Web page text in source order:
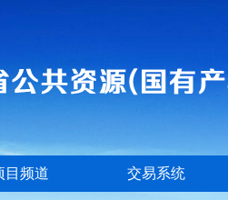
目频道 交易系统